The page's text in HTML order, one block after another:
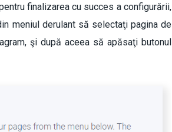
finalizarea cu succes a configurării,
meniul derulant să selectaţi pagina de
şi după aceea să apăsaţi butonul